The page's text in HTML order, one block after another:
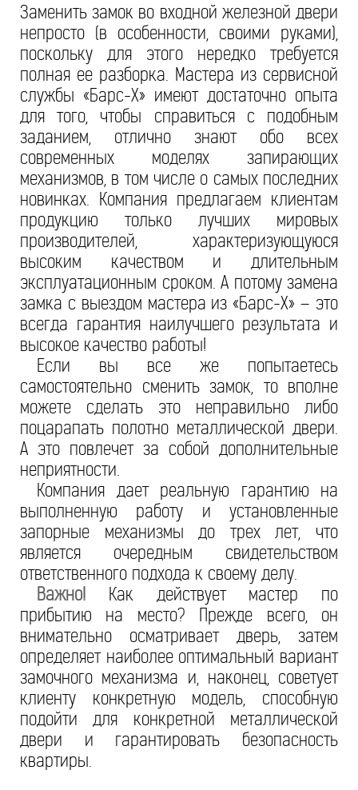
Заменить замок во входной железной двери
непросто (в особенности, своими руками),
поскольку для этого нередко требуется
полная ее разборка. Мастера из сервисной
службы «Барс-Х» имеют достаточно опыта
для того, чтобы справиться с подобным
заданием, отлично знают обо всех
современных моделях запирающих
механизмов, в том числе о самых последних
новинках. Компания предлагаем клиентам
продукцию только лучших мировых
производителей, характеризующуюся
высоким качеством и длительным
эксплуатационным сроком. А потому замена
замка с выездом мастера из «Барс-Х» – это
всегда гарантия наилучшего результата и
высокое качество работы!
Если вы все же попытаетесь
самостоятельно сменить замок, то вполне
можете сделать это неправильно либо
поцарапать полотно металлической двери.
А это повлечет за собой дополнительные
неприятности.
Компания дает реальную гарантию на
выполненную работу и установленные
запорные механизмы до трех лет, что
является очередным свидетельством
ответственного подхода к своему делу.
Важно! Как действует мастер по
прибытию на место? Прежде всего, он
внимательно осматривает дверь, затем
определяет наиболее оптимальный вариант
замочного механизма и, наконец, советует
клиенту конкретную модель, способную
подойти для конкретной металлической
двери и гарантировать безопасность
квартиры.